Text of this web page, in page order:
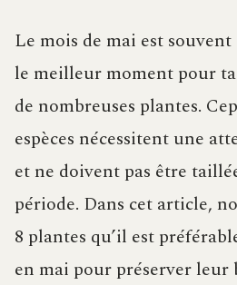
Le mois de mai est
le meilleur moment pour
de nombreuses plantes.
espèces nécessitent une
et ne doivent pas être
période. Dans cet article,
8 plantes qu’il est
en mai pour préserver leur